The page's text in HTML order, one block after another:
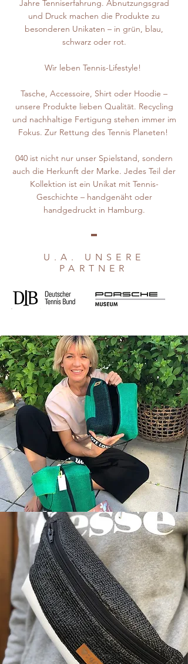
Jahre Tenniserfahrung. Abnutzungsgrad
und Druck machen die Produkte zu
besonderen Unikaten – in grün, blau,
schwarz oder rot.
Wir leben Tennis-Lifestyle!
Tasche, Accessoire, Shirt oder Hoodie –
unsere Produkte lieben Qualität. Recycling
und nachhaltige Fertigung stehen immer im
Fokus. Zur Rettung des Tennis Planeten!
040 ist nicht nur unser Spielstand, sondern
auch die Herkunft der Marke. Jedes Teil der
Kollektion ist ein Unikat mit Tennis-
Geschichte – handgenäht oder
handgedruckt in Hamburg.
U.A. UNSERE
PARTNER